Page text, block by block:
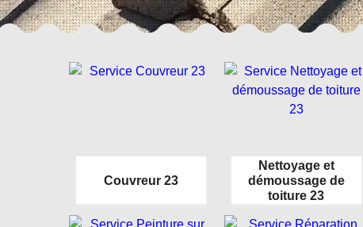
Couvreur 23
Nettoyage et
démoussage de
toiture 23